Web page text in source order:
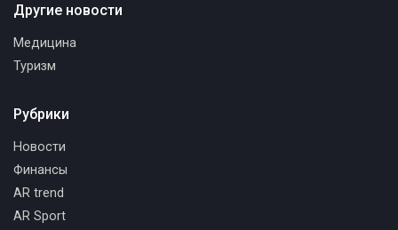
Другие новости
Медицина
Туризм
Рубрики
Новости
Финансы
AR trend
AR Sport